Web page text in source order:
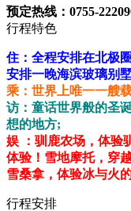
预定热线：0755-
行程特色
住：全程安排在北极
安排一晚海滨玻璃别
乘：世界上唯一一艘
访：童话世界般的圣
想的地方;
娱 ：驯鹿农场，体验
体验！雪地摩托，穿
雪桑拿，体验冰与火
行程安排